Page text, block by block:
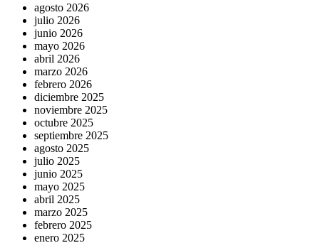
agosto 2026
julio 2026
junio 2026
mayo 2026
abril 2026
marzo 2026
febrero 2026
diciembre 2025
noviembre 2025
octubre 2025
septiembre 2025
agosto 2025
julio 2025
junio 2025
mayo 2025
abril 2025
marzo 2025
febrero 2025
enero 2025